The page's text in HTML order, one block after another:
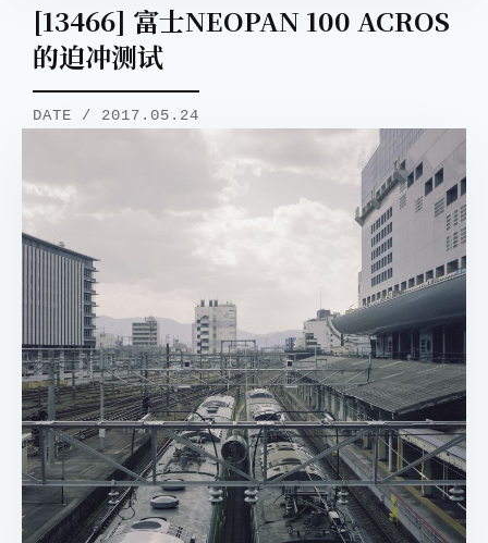
[13466] 富士NEOPAN 100 ACROS
的迫冲测试
DATE / 2017.05.24